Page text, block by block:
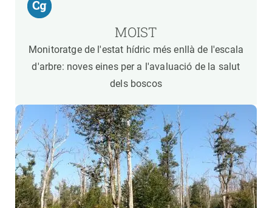
MOIST
Monitoratge de l'estat hídric més enllà de l'escala
d'arbre: noves eines per a l'avaluació de la salut
dels boscos